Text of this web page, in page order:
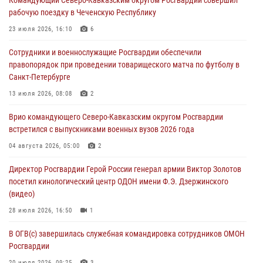
Смольного собора в Санкт-Петербурге (видео)
07 августа 2026, 11:34
взрывобезопасности
07 августа 2026, 11:33
Рэпер ST посетил раненых росгвардейцев в Главном военном
07 августа 2026, 11:18 2
Патриотическая акция «Каникулы с Росгвардией» прошла в
07 августа 2026, 11:00
рабочую поездку в Чеченскую Республику
23 июля 2026, 16:10 6
Сотрудники и военнослужащие Росгвардии обеспечили
правопорядок при проведении товарищеского матча по футболу в
Санкт-Петербурге
13 июля 2026, 08:08 2
Врио командующего Северо-Кавказским округом Росгвардии
встретился с выпускниками военных вузов 2026 года
04 августа 2026, 05:00 2
Директор Росгвардии Герой России генерал армии Виктор Золотов
посетил кинологический центр ОДОН имени Ф.Э. Дзержинского
(видео)
28 июля 2026, 16:50 1
В ОГВ(с) завершилась служебная командировка сотрудников ОМОН
Росгвардии